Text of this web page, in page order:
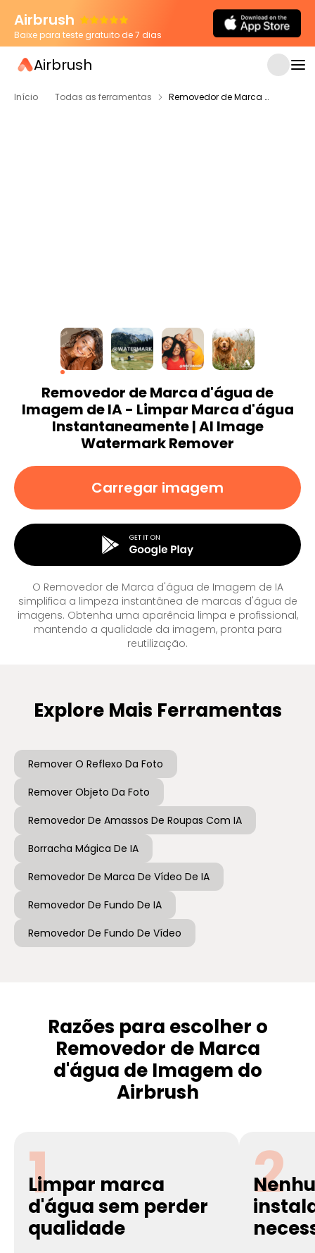
Airbrush
Baixe para teste gratuito de 7 dias
Airbrush
Início Todas as ferramentas Removedor de Marca d'água de Imagem de IA
Removedor de Marca d'água de
Imagem de IA - Limpar Marca d'água
Instantaneamente | AI Image
Watermark Remover
O Removedor de Marca d'água de Imagem de IA
simplifica a limpeza instantânea de marcas d'água de
imagens. Obtenha uma aparência limpa e profissional,
mantendo a qualidade da imagem, pronta para
reutilização.
Carregar imagem
Explore Mais Ferramentas
Remover O Reflexo Da Foto
Remover Objeto Da Foto
Removedor De Amassos De Roupas Com IA
Borracha Mágica De IA
Removedor De Marca De Vídeo De IA
Removedor De Fundo De IA
Removedor De Fundo De Vídeo
Razões para escolher o
Removedor de Marca
d'água de Imagem do
Airbrush
1
Limpar marca
d'água sem perder
qualidade
2